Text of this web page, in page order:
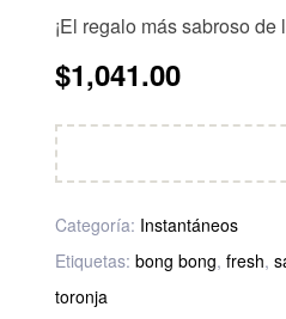
¡El regalo más sabroso de
$1,041.00
Categoría: Instantáneos
Etiquetas: bong bong, fresh,
toronja